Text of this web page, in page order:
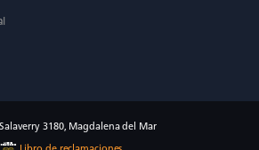
3180, Magdalena del Mar